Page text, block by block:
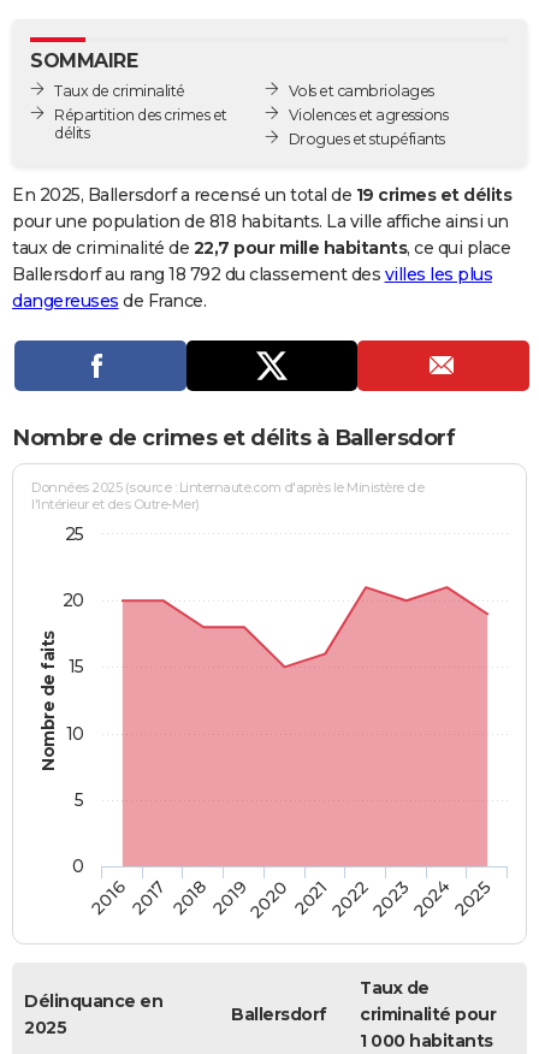
GUIDES D'ACHAT
BONS PLANS
Carte de Noël
Carte Bonne année
Carte Saint-Valentin
Carte Pâques
Carte d'anniversaire
DICTIONNAIRE
Dictionnaire
Biographies
Citations
Expressions
Proverbes
PROGRAMME TV
Se connecter
Entreprises
Service militaire
Avis de recherche
AVIS DE DÉCÈS
Bricolage
Lifestyle
Culture
Sport
Auto
Television
Voyage
Cinema
SOMMAIRE
Taux de criminalité
Répartition des crimes et
délits
Vols et cambriolages
Violences et agressions
Drogues et stupéfiants
En 2025, Ballersdorf a recensé un total de 19 crimes et délits
pour une population de 818 habitants. La ville affiche ainsi un
taux de criminalité de 22,7 pour mille habitants, ce qui place
Ballersdorf au rang 18 792 du classement des villes les plus
dangereuses de France.
Nombre de crimes et délits à Ballersdorf
Nombre de faits
Données 2025 (source : Linternaute.com d'après le Ministère de
l'Intérieur et des Outre-Mer)
20162017 20182019202020212022202320242025
0
5
10
15
20
25
Délinquance en
2025
Ballersdorf
Taux de
criminalité pour
1 000 habitants